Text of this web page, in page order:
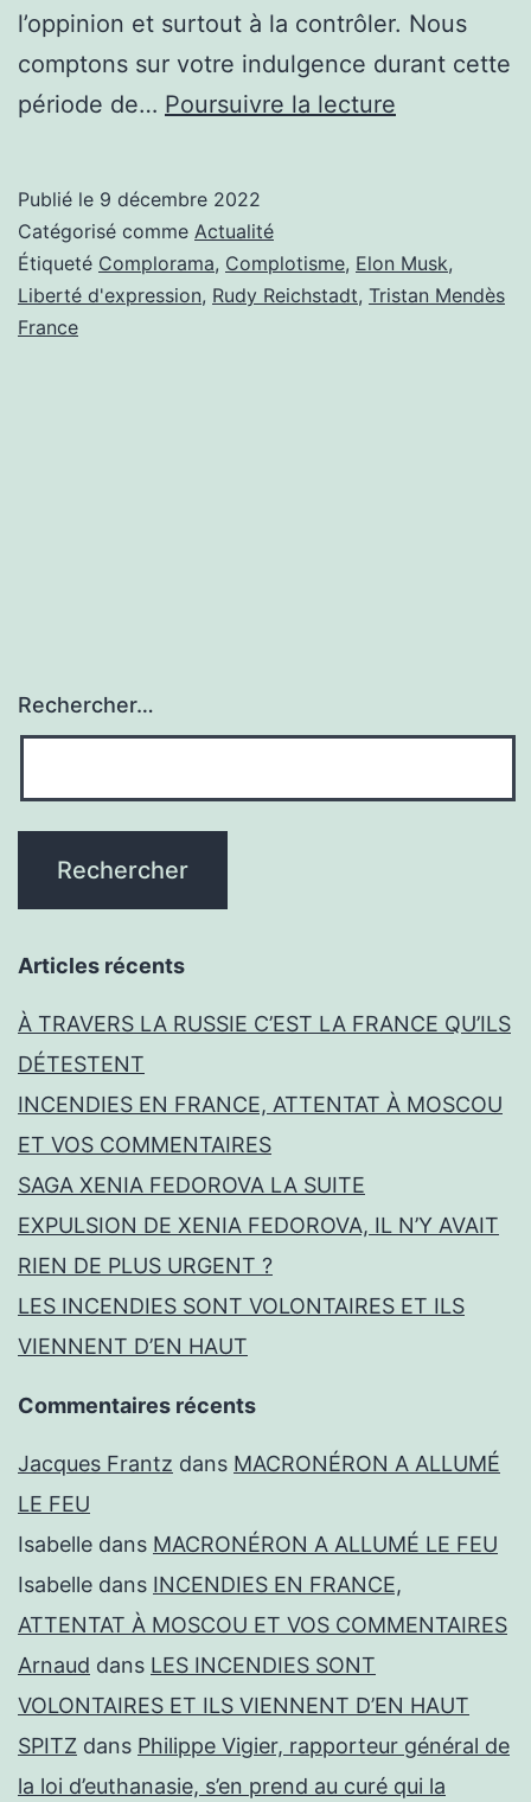
l’oppinion et surtout à la contrôler. Nous
comptons sur votre indulgence durant cette
période de… Poursuivre la lecture
RÉPLIQUE
RÉPOND
Publié le 9 décembre 2022
Catégorisé comme Actualité
Étiqueté Complorama, Complotisme, Elon Musk,
Liberté d'expression, Rudy Reichstadt, Tristan Mendès
France
Rechercher…
Articles récents
À TRAVERS LA RUSSIE C’EST LA FRANCE QU’ILS
DÉTESTENT
INCENDIES EN FRANCE, ATTENTAT À MOSCOU
ET VOS COMMENTAIRES
SAGA XENIA FEDOROVA LA SUITE
EXPULSION DE XENIA FEDOROVA, IL N’Y AVAIT
RIEN DE PLUS URGENT ?
LES INCENDIES SONT VOLONTAIRES ET ILS
VIENNENT D’EN HAUT
Commentaires récents
Jacques Frantz dans MACRONÉRON A ALLUMÉ
LE FEU
Isabelle dans MACRONÉRON A ALLUMÉ LE FEU
Isabelle dans INCENDIES EN FRANCE,
ATTENTAT À MOSCOU ET VOS COMMENTAIRES
Arnaud dans LES INCENDIES SONT
VOLONTAIRES ET ILS VIENNENT D’EN HAUT
SPITZ dans Philippe Vigier, rapporteur général de
la loi d’euthanasie, s’en prend au curé qui la